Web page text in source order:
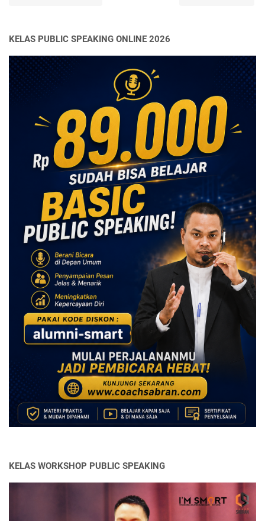
KELAS PUBLIC SPEAKING ONLINE 2026
KELAS WORKSHOP PUBLIC SPEAKING